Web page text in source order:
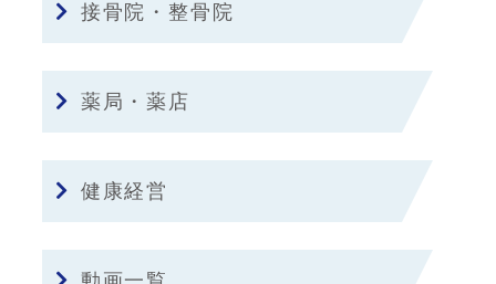
接骨院・整骨院
薬局・薬店
健康経営